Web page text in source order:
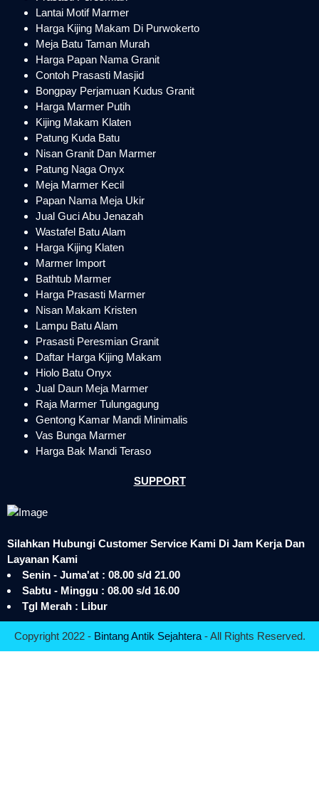
Lantai Motif Marmer
Harga Kijing Makam Di Purwokerto
Meja Batu Taman Murah
Harga Papan Nama Granit
Contoh Prasasti Masjid
Bongpay Perjamuan Kudus Granit
Harga Marmer Putih
Kijing Makam Klaten
Patung Kuda Batu
Nisan Granit Dan Marmer
Patung Naga Onyx
Meja Marmer Kecil
Papan Nama Meja Ukir
Jual Guci Abu Jenazah
Wastafel Batu Alam
Harga Kijing Klaten
Marmer Import
Bathtub Marmer
Harga Prasasti Marmer
Nisan Makam Kristen
Lampu Batu Alam
Prasasti Peresmian Granit
Daftar Harga Kijing Makam
Hiolo Batu Onyx
Jual Daun Meja Marmer
Raja Marmer Tulungagung
Gentong Kamar Mandi Minimalis
Vas Bunga Marmer
Harga Bak Mandi Teraso
SUPPORT
Silahkan Hubungi Customer Service Kami Di Jam Kerja Dan
Layanan Kami
Senin - Juma'at : 08.00 s/d 21.00
Sabtu - Minggu : 08.00 s/d 16.00
Tgl Merah : Libur
Copyright 2022 - Bintang Antik Sejahtera- All Rights Reserved.